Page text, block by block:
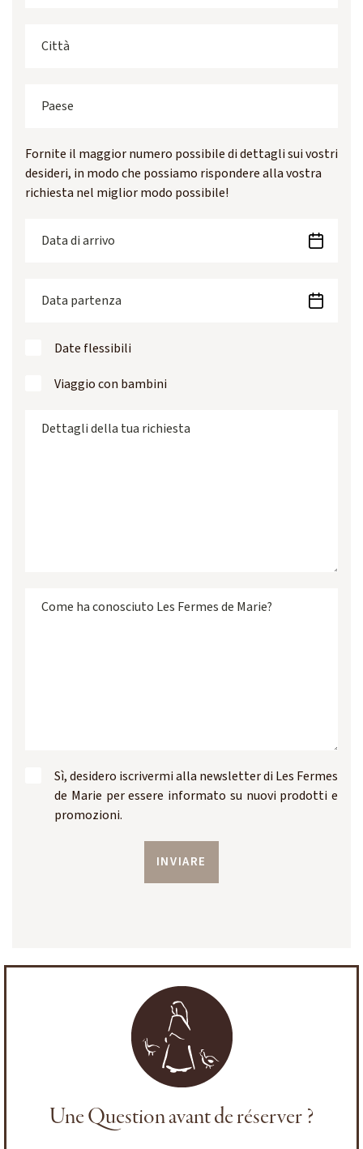
Fornite il maggior numero possibile di dettagli sui vostri
desideri, in modo che possiamo rispondere alla vostra
richiesta nel miglior modo possibile!
Date flessibili
Viaggio con bambini
Sì, desidero iscrivermi alla newsletter di Les Fermes
de Marie per essere informato su nuovi prodotti e
promozioni.
Une Question avant de réserver ?